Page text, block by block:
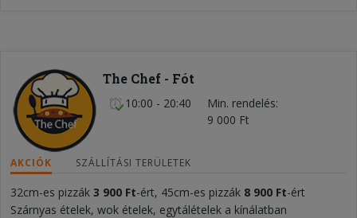
The Chef - Fót
10:00 - 20:40
Min. rendelés
9 000 Ft
AKCIÓK SZÁLLÍTÁSI TERÜLETEK
32cm-es pizzák 3 900 Ft-ért, 45cm-es pizzák 8 900 Ft-ért
Szárnyas ételek, wok ételek, egytálételek a kínálatban